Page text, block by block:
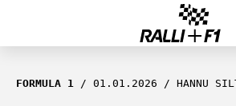
FORMULA 1
FORMULA 1 01.01.2026 HANNU